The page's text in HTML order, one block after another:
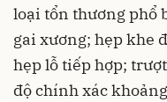
loại tổn thương phổ
gai xương; hẹp khe
hẹp lỗ tiếp hợp;
độ chính xác